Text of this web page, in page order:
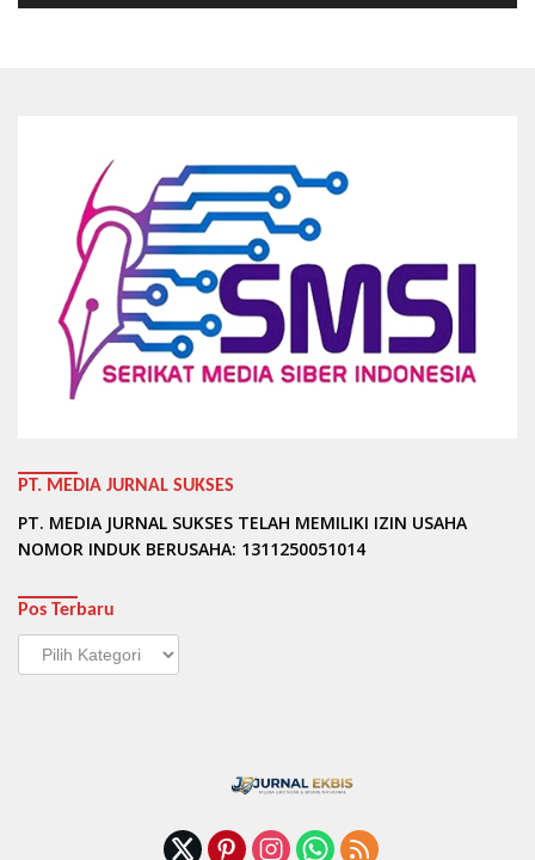
PT. MEDIA JURNAL SUKSES
PT. MEDIA JURNAL SUKSES TELAH MEMILIKI IZIN USAHA
NOMOR INDUK BERUSAHA: 1311250051014
Pos Terbaru
Pos
Terbaru